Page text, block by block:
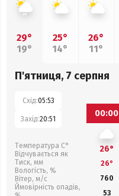
29°
19°
25°
14°
26°
11°
П'ятниця, 7 серпня
Схід:05:53
Захід:20:51
Температура С°
Відчувається як
Тиск, мм
Вологість, %
Вітер, м/с
Ймовірність опадів,
00:00
26°
26°
760
53